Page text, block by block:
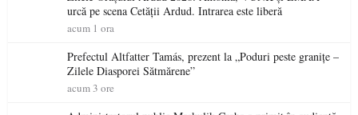
urcă pe scena Cetății Ardud. Intrarea este liberă
acum 1 ora
Prefectul Altfatter Tamás, prezent la „Poduri peste granițe –
Zilele Diasporei Sătmărene”
acum 3 ore